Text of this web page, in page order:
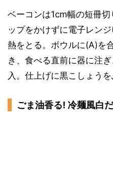
ベーコンは1cm幅の短冊
ップをかけずに電子レン
熱をとる。ボウルに(A)を
き、食べる直前に器に注
入。仕上げに黒こしょうを
ごま油香る! 冷麺風白